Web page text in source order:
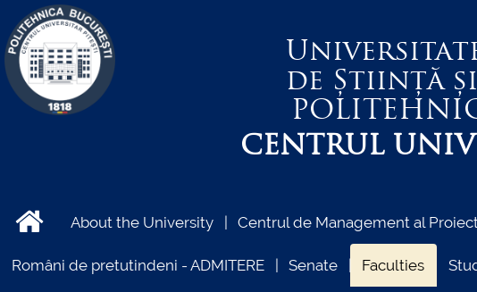
de Știință
CENTRUL
About the University Centrul de Management al
Români de pretutindeni - ADMITERE Senate Faculties